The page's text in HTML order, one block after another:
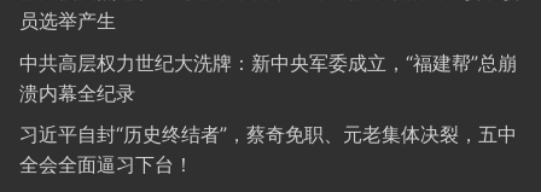
员选举产生
中共高层权力世纪大洗牌：新中央军委成立，“福建帮”总崩
溃内幕全纪录
习近平自封“历史终结者”，蔡奇免职、元老集体决裂，五中
全会全面逼习下台！